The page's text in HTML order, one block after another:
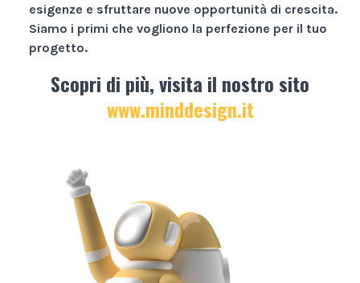
esigenze e sfruttare nuove opportunità di crescita.
Siamo i primi che vogliono la perfezione per il tuo
progetto.
Scopri di più, visita il nostro sito
www.minddesign.it